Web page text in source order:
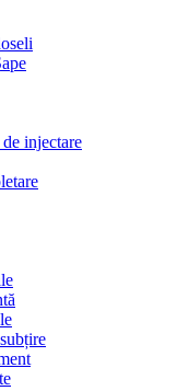
injectare